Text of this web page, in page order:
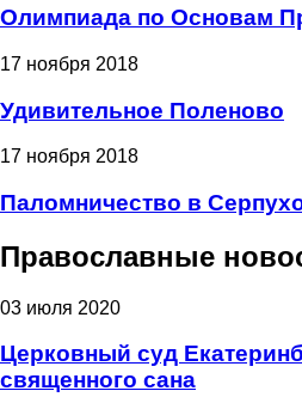
Олимпиада по Основам
17 ноября 2018
Удивительное Поленово
17 ноября 2018
Паломничество в
Православные
03 июля 2020
Церковный суд
священного сана